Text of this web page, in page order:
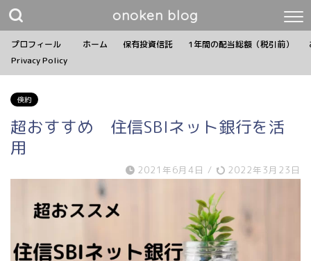
onoken blog
プロフィール
Privacy Policy
ホーム 保有投資信託 1年間の配当総額（税引前）
倹約
超おすすめ 住信SBIネット銀行を活
用
2021年6月4日 / 2022年3月23日